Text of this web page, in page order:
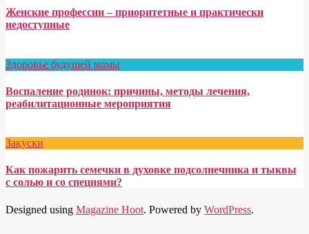
Женские профессии – приоритетные и практически
недоступные
Здоровье будущей мамы
Воспаление родинок: причины, методы лечения,
реабилитационные мероприятия
Закуски
Как пожарить семечки в духовке подсолнечника и тыквы
с солью и со специями?
Designed using Magazine Hoot. Powered by WordPress.